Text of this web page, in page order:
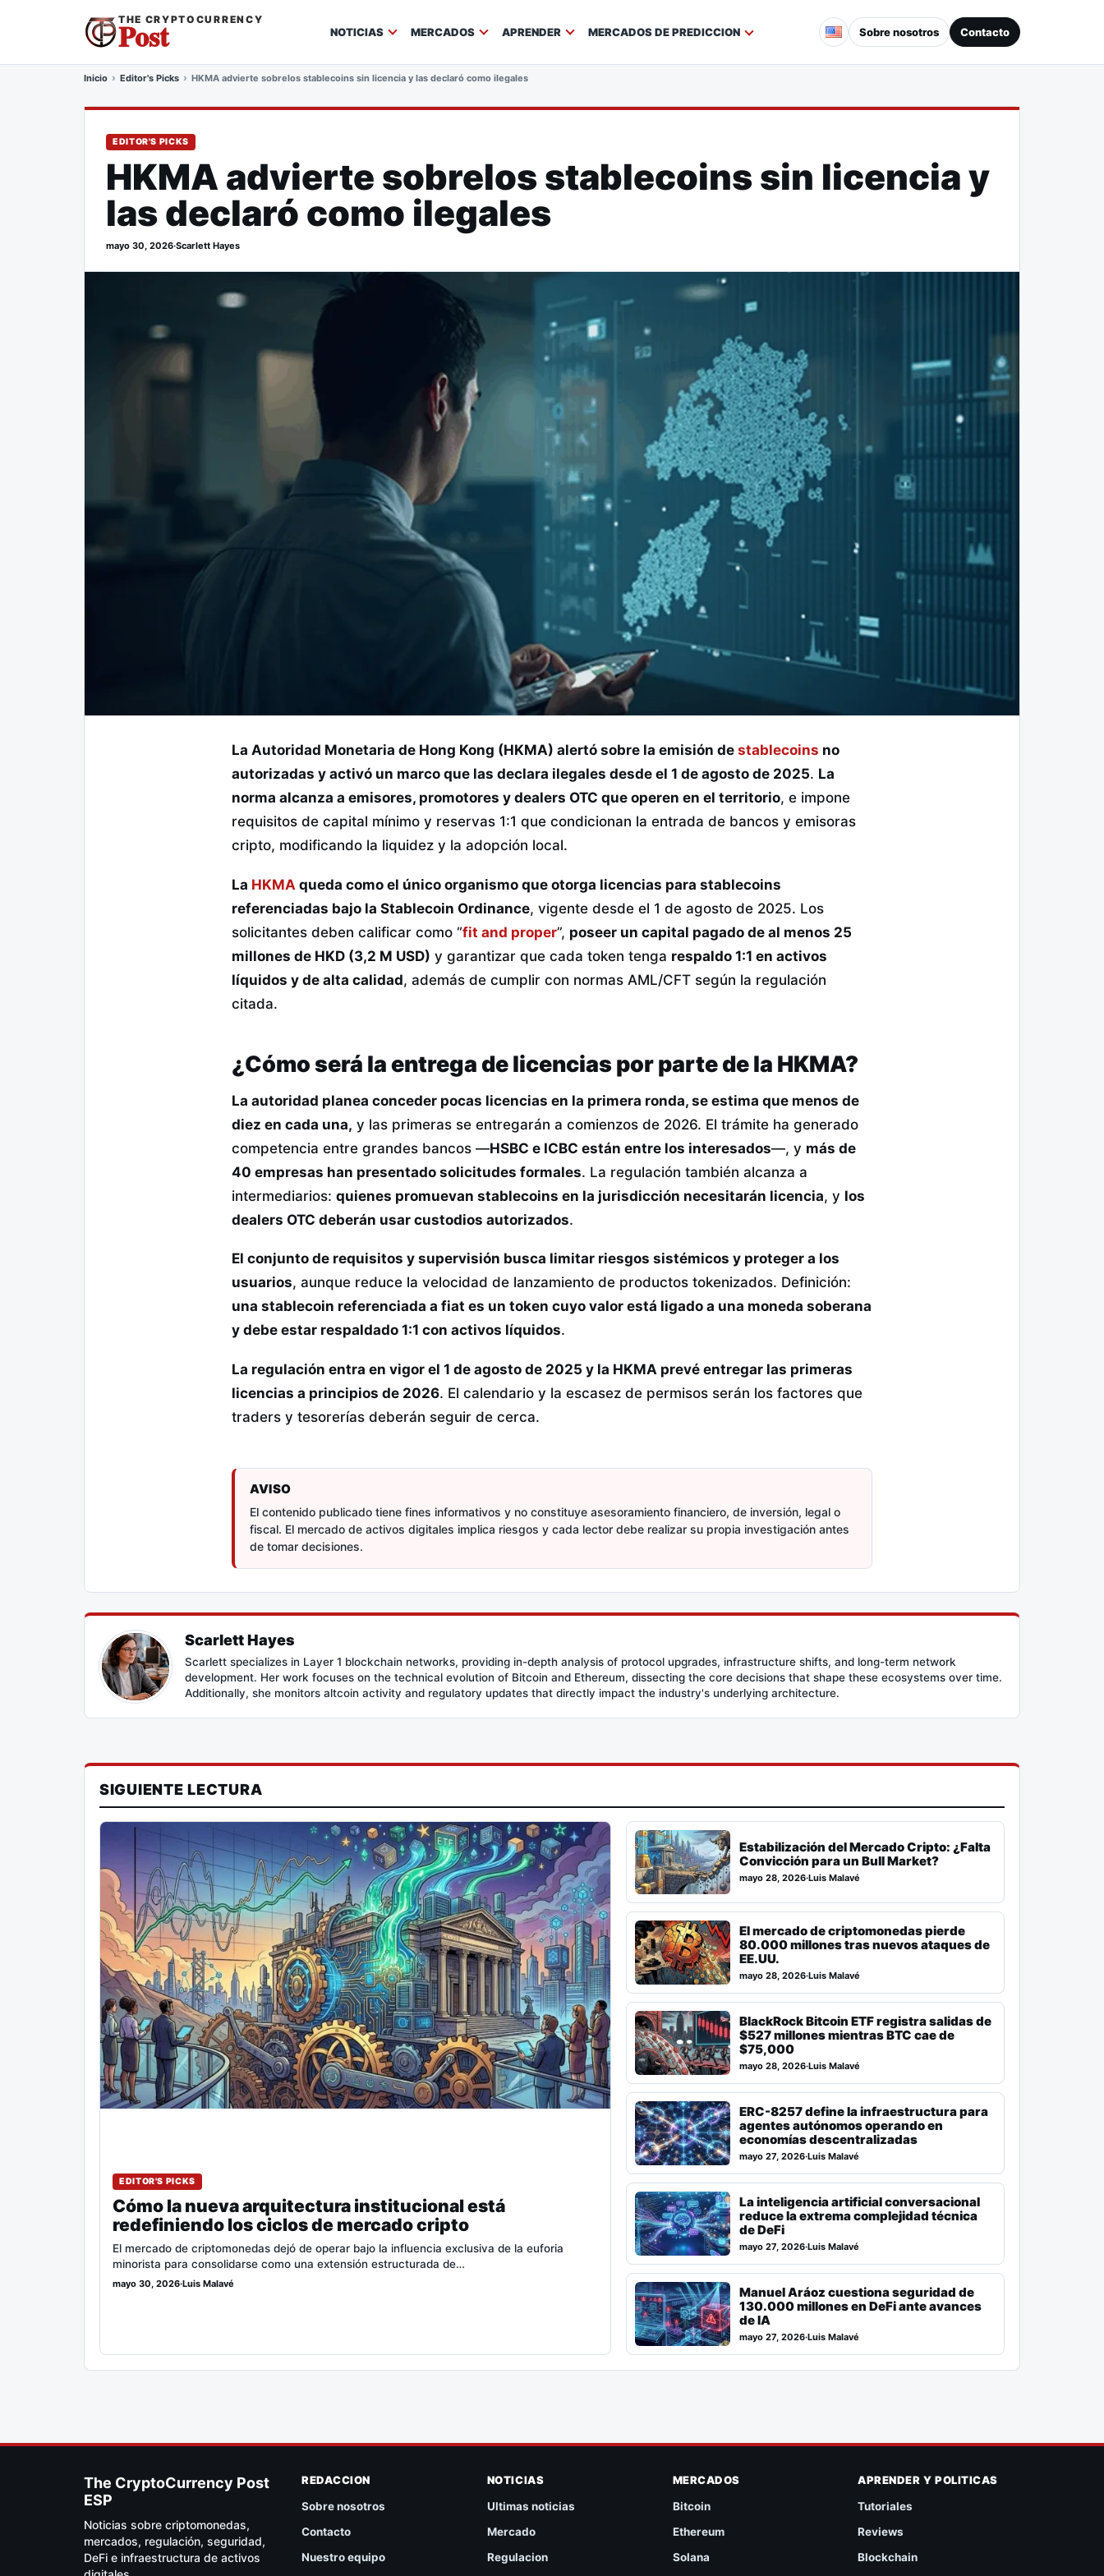
THE CRYPTOCURRENCY
Post NOTICIAS MERCADOS APRENDER MERCADOS DE PREDICCION Sobre nosotros Contacto
Inicio Editor's Picks HKMA advierte sobrelos stablecoins sin licencia y las declaró como ilegales
EDITOR'S PICKS
HKMA advierte sobrelos stablecoins sin licencia y
las declaró como ilegales
mayo 30, 2026·Scarlett Hayes
La Autoridad Monetaria de Hong Kong (HKMA) alertó sobre la emisión de stablecoins no
autorizadas y activó un marco que las declara ilegales desde el 1 de agosto de 2025. La
norma alcanza a emisores, promotores y dealers OTC que operen en el territorio, e impone
requisitos de capital mínimo y reservas 1:1 que condicionan la entrada de bancos y emisoras
cripto, modificando la liquidez y la adopción local.
La HKMA queda como el único organismo que otorga licencias para stablecoins
referenciadas bajo la Stablecoin Ordinance, vigente desde el 1 de agosto de 2025. Los
solicitantes deben calificar como “fit and proper”, poseer un capital pagado de al menos 25
millones de HKD (3,2 M USD) y garantizar que cada token tenga respaldo 1:1 en activos
líquidos y de alta calidad, además de cumplir con normas AML/CFT según la regulación
citada.
¿Cómo será la entrega de licencias por parte de la HKMA?
La autoridad planea conceder pocas licencias en la primera ronda, se estima que menos de
diez en cada una, y las primeras se entregarán a comienzos de 2026. El trámite ha generado
competencia entre grandes bancos —HSBC e ICBC están entre los interesados—, y más de
40 empresas han presentado solicitudes formales. La regulación también alcanza a
intermediarios: quienes promuevan stablecoins en la jurisdicción necesitarán licencia, y los
dealers OTC deberán usar custodios autorizados.
El conjunto de requisitos y supervisión busca limitar riesgos sistémicos y proteger a los
usuarios, aunque reduce la velocidad de lanzamiento de productos tokenizados. Definición:
una stablecoin referenciada a fiat es un token cuyo valor está ligado a una moneda soberana
y debe estar respaldado 1:1 con activos líquidos.
La regulación entra en vigor el 1 de agosto de 2025 y la HKMA prevé entregar las primeras
licencias a principios de 2026. El calendario y la escasez de permisos serán los factores que
traders y tesorerías deberán seguir de cerca.
AVISO
El contenido publicado tiene fines informativos y no constituye asesoramiento financiero, de inversión, legal o
fiscal. El mercado de activos digitales implica riesgos y cada lector debe realizar su propia investigación antes
de tomar decisiones.
Scarlett Hayes
Scarlett specializes in Layer 1 blockchain networks, providing in-depth analysis of protocol upgrades, infrastructure shifts, and long-term network
development. Her work focuses on the technical evolution of Bitcoin and Ethereum, dissecting the core decisions that shape these ecosystems over time.
Additionally, she monitors altcoin activity and regulatory updates that directly impact the industry's underlying architecture.
SIGUIENTE LECTURA
EDITOR'S PICKS
Cómo la nueva arquitectura institucional está
redefiniendo los ciclos de mercado cripto
El mercado de criptomonedas dejó de operar bajo la influencia exclusiva de la euforia
minorista para consolidarse como una extensión estructurada de…
mayo 30, 2026·Luis Malavé
Estabilización del Mercado Cripto: ¿Falta
Convicción para un Bull Market?
mayo 28, 2026·Luis Malavé
El mercado de criptomonedas pierde
80.000 millones tras nuevos ataques de
EE.UU.
mayo 28, 2026·Luis Malavé
BlackRock Bitcoin ETF registra salidas de
$527 millones mientras BTC cae de
$75,000
mayo 28, 2026·Luis Malavé
ERC-8257 define la infraestructura para
agentes autónomos operando en
economías descentralizadas
mayo 27, 2026·Luis Malavé
La inteligencia artificial conversacional
reduce la extrema complejidad técnica
de DeFi
mayo 27, 2026·Luis Malavé
Manuel Aráoz cuestiona seguridad de
130.000 millones en DeFi ante avances
de IA
mayo 27, 2026·Luis Malavé
The CryptoCurrency Post
ESP
Noticias sobre criptomonedas,
mercados, regulación, seguridad,
DeFi e infraestructura de activos
REDACCION
Sobre nosotros
Contacto
Nuestro equipo
NOTICIAS
Ultimas noticias
Mercado
Regulacion
MERCADOS
Bitcoin
Ethereum
Solana
APRENDER Y POLITICAS
Tutoriales
Reviews
Blockchain